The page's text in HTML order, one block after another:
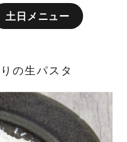
土日メニュー
の生パスタ